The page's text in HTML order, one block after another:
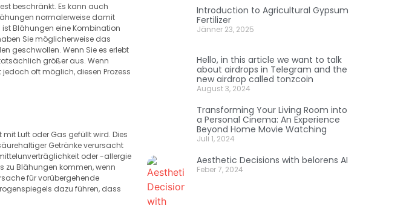
beschränkt. Es kann auch
normalerweise damit
Blähungen eine Kombination
Sie möglicherweise das
geschwollen. Wenn Sie es erlebt
größer aus. Wenn
oft möglich, diesen Prozess
Luft oder Gas gefüllt wird. Dies
Getränke verursacht
oder -allergie
zu Blähungen kommen, wenn
für vorübergehende
dazu führen, dass
Introduction to Agricultural Gypsum
Fertilizer
Jänner 23, 2025
Hello, in this article we want to talk
about airdrops in Telegram and the
new airdrop called tonzcoin
August 3, 2024
Transforming Your Living Room into
a Personal Cinema: An Experience
Beyond Home Movie Watching
Juli 1, 2024
Aesthetic Decisions with belorens AI
Feber 7, 2024